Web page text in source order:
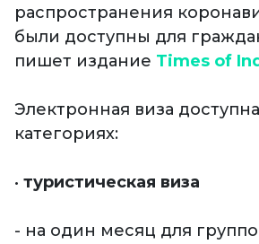
распространения
были доступны для
пишет издание Times of
Электронная виза
категориях:
• туристическая виза
- на один месяц для